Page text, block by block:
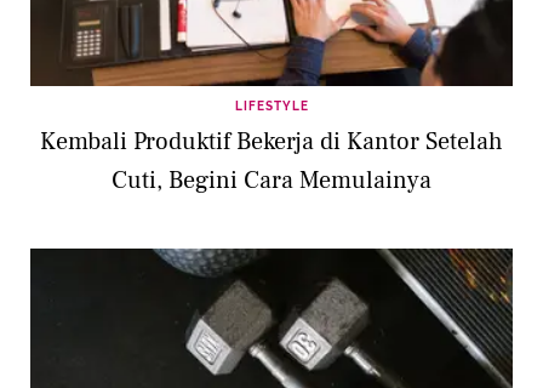
LIFESTYLE
Kembali Produktif Bekerja di Kantor Setelah
Cuti, Begini Cara Memulainya